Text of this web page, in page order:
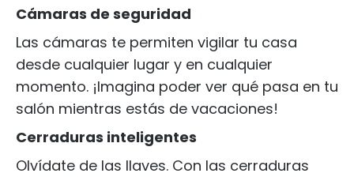
Cámaras de seguridad
Las cámaras te permiten vigilar tu casa
desde cualquier lugar y en cualquier
momento. ¡Imagina poder ver qué pasa en tu
salón mientras estás de vacaciones!
Cerraduras inteligentes
Olvídate de las llaves. Con las cerraduras